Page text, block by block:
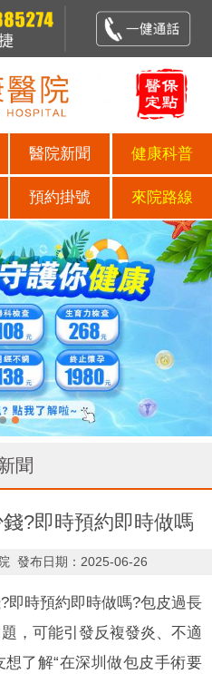
醫院新聞 健康科普
預約掛號 來院路線
聞
?即時預約即時做嗎
發布日期：2025-06-26
即時預約即時做嗎?包皮過長
，可能引發反複發炎、不適
了解“在深圳做包皮手術要